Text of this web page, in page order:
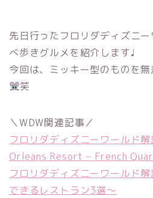
先日行ったフロリダディズニ
べ歩きグルメを紹介します♩
今回は、ミッキー型のものを
笑
＼WDW関連記事／
フロリダディズニーワールド
Orleans Resort – French
フロリダディズニーワールド
できるレストラン3選〜